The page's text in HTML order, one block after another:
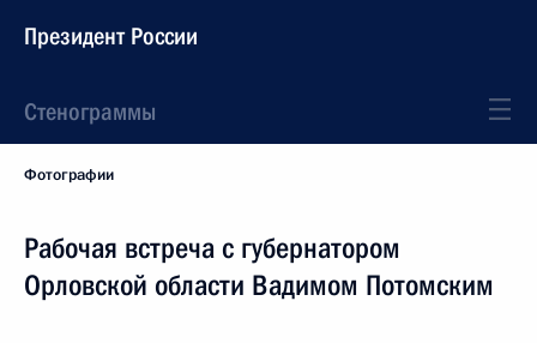
Президент России
Стенограммы
Фотографии
Рабочая встреча с губернатором
Орловской области Вадимом Потомским